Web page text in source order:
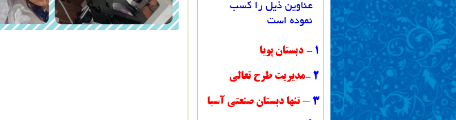
عناوین ذیل را کسب
نموده است
1
- دبستان پویا
2
-مدیریت طرح تعالی
3 - تنها دبستان صنعتی آسیا